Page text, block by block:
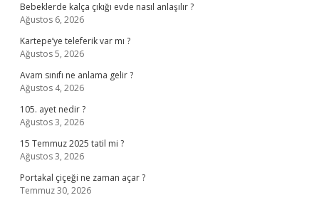
Bebeklerde kalça çıkığı evde nasıl anlaşılır ?
Ağustos 6, 2026
Kartepe’ye teleferik var mı ?
Ağustos 5, 2026
Avam sınıfı ne anlama gelir ?
Ağustos 4, 2026
105. ayet nedir ?
Ağustos 3, 2026
15 Temmuz 2025 tatil mi ?
Ağustos 3, 2026
Portakal çiçeği ne zaman açar ?
Temmuz 30, 2026